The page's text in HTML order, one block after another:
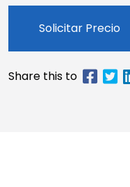
Solicitar Precio